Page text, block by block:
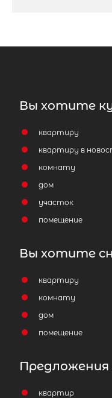
Вы хотите
квартиру
квартиру в
комнату
дом
участок
помещение
Вы хотите
квартиру
комнату
дом
помещение
квартир